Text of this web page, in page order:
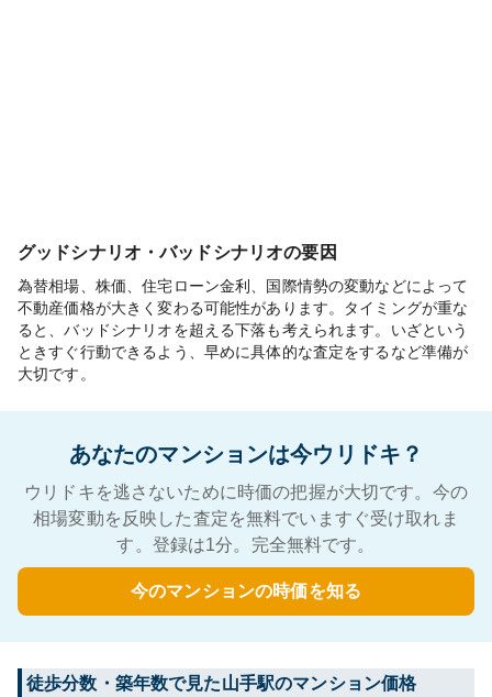
グッドシナリオ・バッドシナリオの要因
為替相場、株価、住宅ローン金利、国際情勢の変動などによって
不動産価格が大きく変わる可能性があります。タイミングが重な
ると、バッドシナリオを超える下落も考えられます。いざという
ときすぐ行動できるよう、早めに具体的な査定をするなど準備が
大切です。
あなたのマンションは今ウリドキ？
ウリドキを逃さないために時価の把握が大切です。今の
相場変動を反映した査定を無料でいますぐ受け取れま
す。登録は1分。完全無料です。
今のマンションの時価を知る
徒歩分数・築年数で見た山手駅のマンション価格